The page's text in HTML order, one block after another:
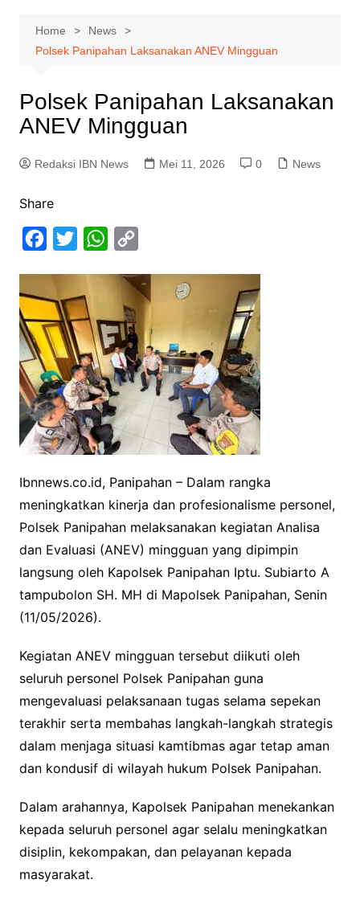
Home
News
Polsek Panipahan Laksanakan ANEV Mingguan
Polsek Panipahan Laksanakan
ANEV Mingguan
Redaksi IBN News Mei 11, 2026 0 News
Share
b
o
o
k
t
t
e
r
W
s
A
p
p
p
L
i
n
Ibnnews.co.id, Panipahan – Dalam rangka
meningkatkan kinerja dan profesionalisme personel,
Polsek Panipahan melaksanakan kegiatan Analisa
dan Evaluasi (ANEV) mingguan yang dipimpin
langsung oleh Kapolsek Panipahan Iptu. Subiarto A
tampubolon SH. MH di Mapolsek Panipahan, Senin
(11/05/2026).
Kegiatan ANEV mingguan tersebut diikuti oleh
seluruh personel Polsek Panipahan guna
mengevaluasi pelaksanaan tugas selama sepekan
terakhir serta membahas langkah-langkah strategis
dalam menjaga situasi kamtibmas agar tetap aman
dan kondusif di wilayah hukum Polsek Panipahan.
Dalam arahannya, Kapolsek Panipahan menekankan
kepada seluruh personel agar selalu meningkatkan
disiplin, kekompakan, dan pelayanan kepada
masyarakat.